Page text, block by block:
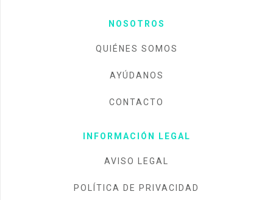
NOSOTROS
QUIÉNES SOMOS
AYÚDANOS
CONTACTO
INFORMACIÓN LEGAL
AVISO LEGAL
POLÍTICA DE PRIVACIDAD